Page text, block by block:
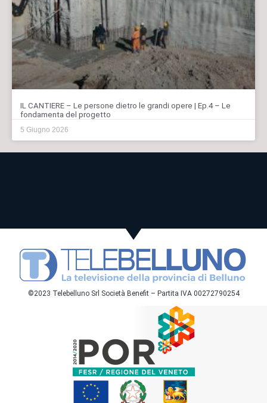
IL CANTIERE – Le persone dietro le grandi opere | Ep.4 – Le
fondamenta del progetto
5 Giugno 2026
©2023 Telebelluno Srl Società Benefit – Partita IVA 00272790254